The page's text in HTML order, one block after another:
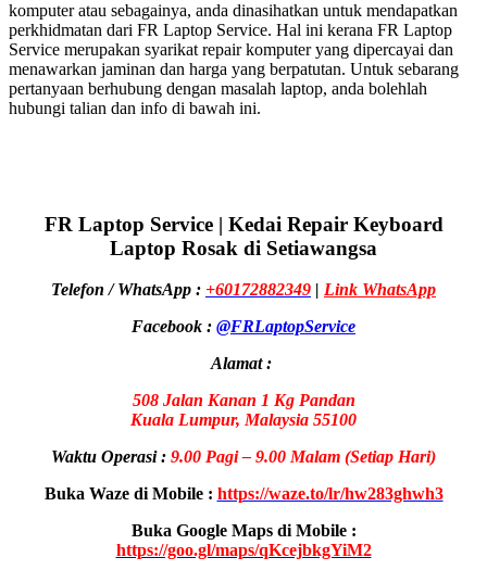
komputer atau sebagainya, anda dinasihatkan untuk mendapatkan
perkhidmatan dari FR Laptop Service. Hal ini kerana FR Laptop
Service merupakan syarikat repair komputer yang dipercayai dan
menawarkan jaminan dan harga yang berpatutan. Untuk sebarang
pertanyaan berhubung dengan masalah laptop, anda bolehlah
hubungi talian dan info di bawah ini.
FR Laptop Service | Kedai Repair Keyboard
Laptop Rosak di Setiawangsa
Telefon / WhatsApp : +60172882349 | Link WhatsApp
Facebook : @FRLaptopService
Alamat :
508 Jalan Kanan 1 Kg Pandan
Kuala Lumpur, Malaysia 55100
Waktu Operasi : 9.00 Pagi – 9.00 Malam (Setiap Hari)
Buka Waze di Mobile : https://waze.to/lr/hw283ghwh3
Buka Google Maps di Mobile :
https://goo.gl/maps/qKcejbkgYiM2